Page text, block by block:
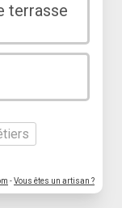
terrasse
-Vous êtes un artisan ?